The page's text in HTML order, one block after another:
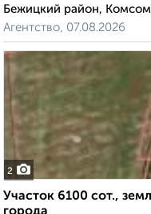
Бежицкий район,
Агентство, 07.08.2026
2
Участок 6100 сот.,